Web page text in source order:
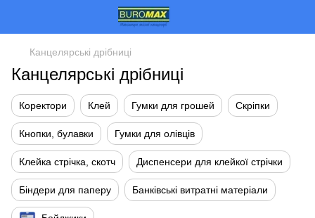
Канцелярські дрібниці
Канцелярські дрібниці
Коректори Клей Гумки для грошей Скріпки
Кнопки, булавки Гумки для олівців
Клейка стрічка, скотч Диспенсери для клейкої стрічки
Біндери для паперу Банківські витратні матеріали